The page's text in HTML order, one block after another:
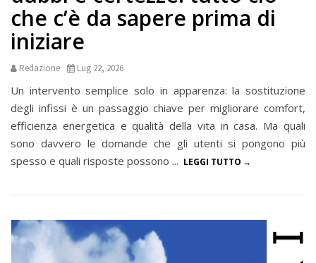
che c’è da sapere prima di
iniziare
Redazione Lug 22, 2026
Un intervento semplice solo in apparenza: la sostituzione
degli infissi è un passaggio chiave per migliorare comfort,
efficienza energetica e qualità della vita in casa. Ma quali
sono davvero le domande che gli utenti si pongono più
spesso e quali risposte possono ... LEGGI TUTTO